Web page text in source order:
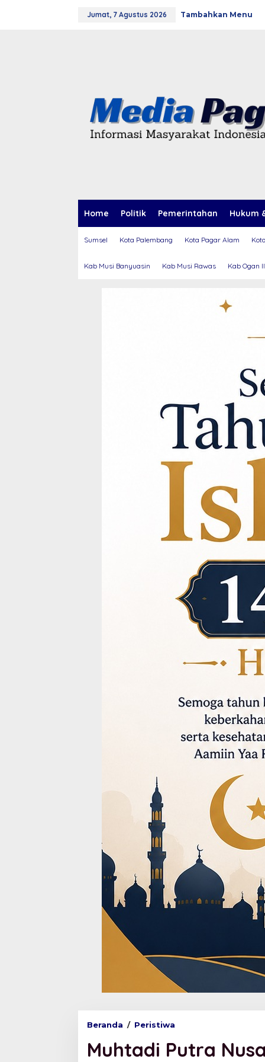
Jumat, 7 Agustus 2026 Tambahkan Menu
Home Politik Pemerintahan Hukum
Sumsel Kota Palembang Kota Pagar Alam
Kab Musi Banyuasin Kab Musi Rawas Kab Ogan
Beranda / Peristiwa
h
t
Muhtadi Putra